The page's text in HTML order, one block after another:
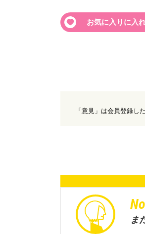
お気に入りに入
「意見」は会員登録し
ま